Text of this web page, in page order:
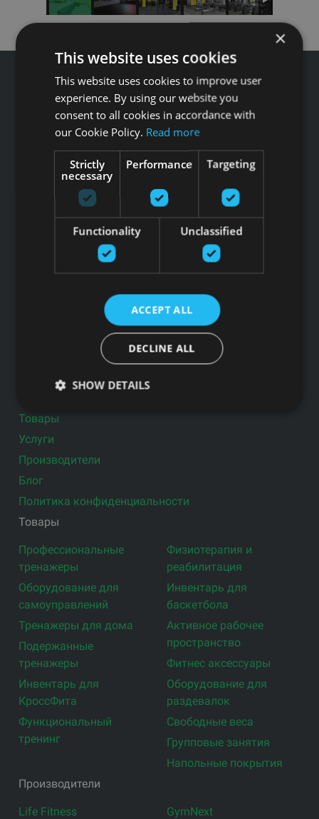
Звоните GFITNESS +371 67 99 40 44
SIA G Kolizejs
Юридический адрес: Бривибас гатве 439, Рига, LV-1024
Регистрационный номер 44103017158 НДС №
LV44103017158
АО SEB banka LV92UNLA0004007467819 , SWIFT: UNLALV2X
НОВОСТИ GFITNESS В ВАШЕЙ ЭЛЕКТРОННОЙ
Подпишитесь на новости
Ссылки
Товары
Услуги
Производители
Блог
Политика конфиденциальности
Товары
Профессиональные
тренажеры
Оборудование для
самоуправлений
Тренажеры для дома
Подержанные
тренажеры
Инвентарь для
КроссФита
Функциональный
тренинг
Физиотерапия и
реабилитация
Инвентарь для
баскетбола
Активное рабочее
пространство
Фитнес аксессуары
Оборудование для
раздевалок
Свободные веса
Групповые занятия
Напольные покрытия
Производители
Life Fitness
GymNext
×
This website uses cookies
This website uses cookies to improve user
experience. By using our website you
consent to all cookies in accordance with
our Cookie Policy. Read more
Strictly
necessary
Performance Targeting
Functionality Unclassified
ACCEPT ALL
DECLINE ALL
SHOW DETAILS